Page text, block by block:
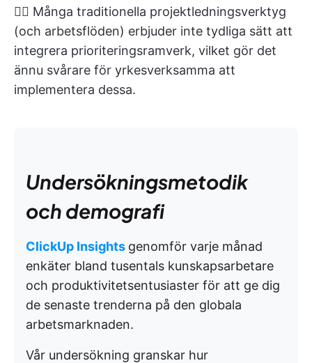
👉🏽 Många traditionella projektledningsverktyg
(och arbetsflöden) erbjuder inte tydliga sätt att
integrera prioriteringsramverk, vilket gör det
ännu svårare för yrkesverksamma att
implementera dessa.
Undersökningsmetodik
och demografi
ClickUp Insights genomför varje månad
enkäter bland tusentals kunskapsarbetare
och produktivitetsentusiaster för att ge dig
de senaste trenderna på den globala
arbetsmarknaden.
Vår undersökning granskar hur